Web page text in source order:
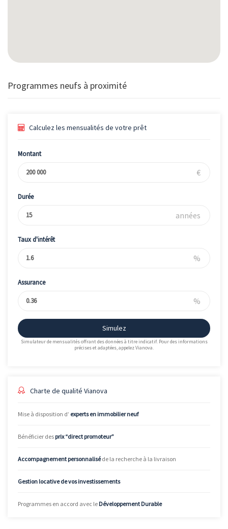
Programmes neufs à proximité
Calculez les mensualités de votre prêt
Montant
€
Durée
années
Taux d'intérêt
%
Assurance
%
Simulez
Simulateur de mensualités offrant des données à titre indicatif. Pour des informations
précises et adaptées, appelez Vianova.
Charte de qualité Vianova
Mise à disposition d’ experts en immobilier neuf
Bénéficier des prix “direct promoteur”
Accompagnement personnaliséde la recherche à la livraison
Gestion locative de vos investissements
Programmes en accord avec le Développement Durable